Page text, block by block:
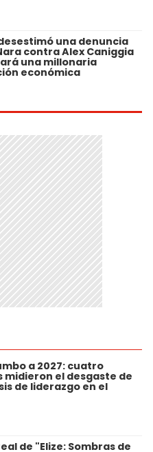
una denuncia
contra Alex Caniggia
una millonaria
económica
a 2027: cuatro
midieron el desgaste de
de liderazgo en el
de "Elize: Sombras de